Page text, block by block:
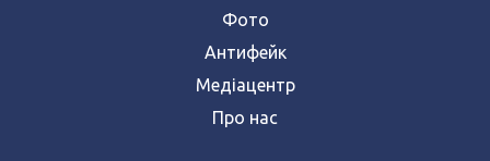
Фото
Антифейк
Медіацентр
Про нас